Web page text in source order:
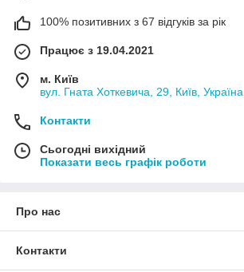
100% позитивних з 67 відгуків за рік
Працює з 19.04.2021
м. Київ
вул. Гната Хоткевича, 29, Київ, Україна
Контакти
Сьогодні вихідний
Показати весь графік роботи
Про нас
Контакти